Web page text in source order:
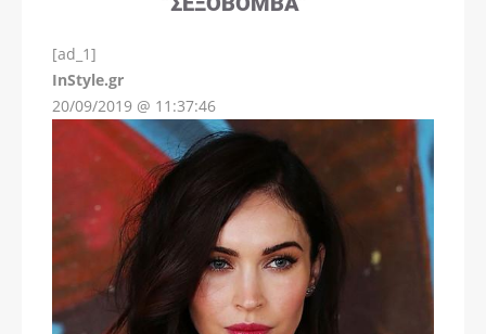
[ad_1]
InStyle.gr
20/09/2019 @ 11:37:46